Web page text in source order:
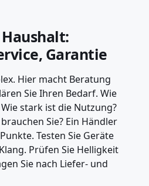
Garantie
Hier macht Beratung
Sie Ihren Bedarf. Wie
stark ist die Nutzung?
Sie? Ein Händler
Testen Sie Geräte
Prüfen Sie Helligkeit
Sie nach Liefer- und